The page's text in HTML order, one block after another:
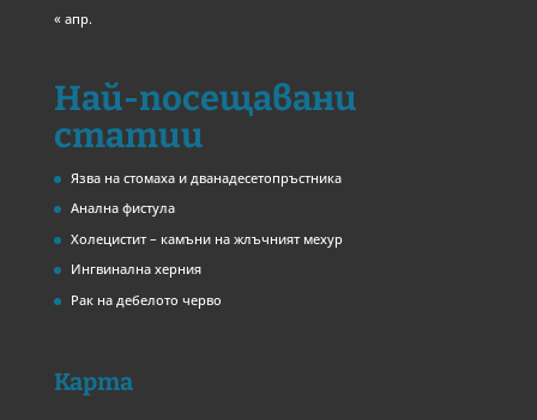
« апр.
Най-посещавани
статии
Язва на стомаха и дванадесетопръстника
Анална фистула
Холецистит – камъни на жлъчният мехур
Ингвинална херния
Рак на дебелото черво
Карта